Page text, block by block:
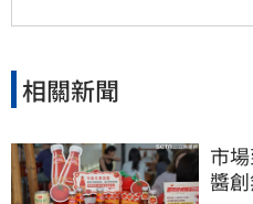
相關新聞
市
醬